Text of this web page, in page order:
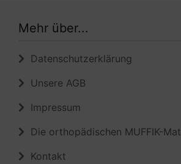
Mehr über...
Datenschutzerklärung
Unsere AGB
Impressum
Die orthopädischen MUFFIK-
Kontakt